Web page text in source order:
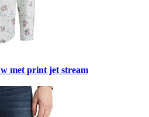
met print jet stream